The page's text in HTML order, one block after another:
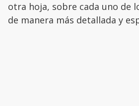
otra hoja, sobre cada uno de
de manera más detallada y